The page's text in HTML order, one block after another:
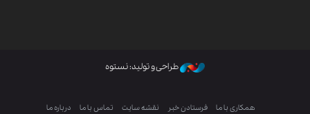
طراحی و تولید: نستوه
همکاری با ما فرستادن خبر نقشه سایت تماس با ما درباره ما